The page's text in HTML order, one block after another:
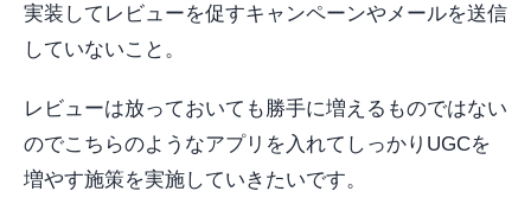
実装してレビューを促すキャンペーンやメールを送信
していないこと。
レビューは放っておいても勝手に増えるものではない
のでこちらのようなアプリを入れてしっかりUGCを
増やす施策を実施していきたいです。